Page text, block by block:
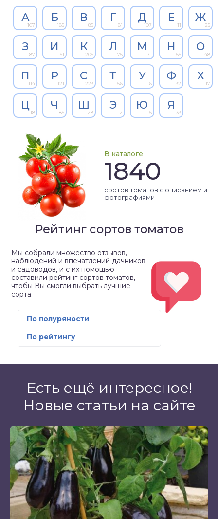
А
107
Б
185
В
85
Г
81
Д
107
Е
11
Ж
25
З
87
И
51
К
205
Л
75
М
171
Н
55
О
48
П
114
Р
121
С
223
Т
56
У
16
Ф
32
Х
17
Ц
18
Ч
85
Ш
28
Э
12
Ю
5
Я
33
В каталоге
1840
сортов томатов с описанием и
фотографиями
Рейтинг сортов томатов
Мы собрали множество отзывов,
наблюдений и впечатлений дачников
и садоводов, и с их помощью
составили рейтинг сортов томатов,
чтобы Вы смогли выбрать лучшие
сорта.
По полуряности
По рейтингу
Есть ещё интересное!
Новые статьи на сайте